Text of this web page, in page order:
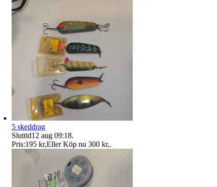
5 skeddrag
Sluttid12 aug 09:18.
Pris:195 kr,Eller Köp nu 300 kr,.